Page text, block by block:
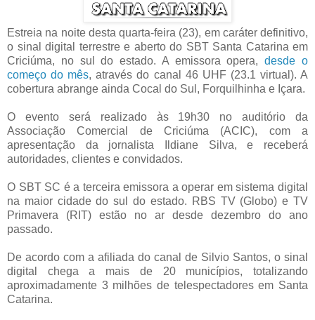
Estreia na noite desta quarta-feira (23), em caráter definitivo,
o sinal digital terrestre e aberto do SBT Santa Catarina em
Criciúma, no sul do estado. A emissora opera,desde o
começo do mês, através do canal 46 UHF (23.1 virtual). A
cobertura abrange ainda Cocal do Sul, Forquilhinha e Içara.
O evento será realizado às 19h30 no auditório da
Associação Comercial de Criciúma (ACIC), com a
apresentação da jornalista Ildiane Silva, e receberá
autoridades, clientes e convidados.
O SBT SC é a terceira emissora a operar em sistema digital
na maior cidade do sul do estado. RBS TV (Globo) e TV
Primavera (RIT) estão no ar desde dezembro do ano
passado.
De acordo com a afiliada do canal de Silvio Santos, o sinal
digital chega a mais de 20 municípios, totalizando
aproximadamente 3 milhões de telespectadores em Santa
Catarina.